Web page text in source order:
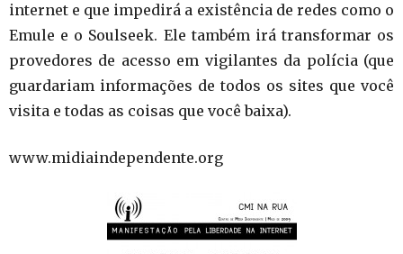
internet e que impedirá a existência de redes como o
Emule e o Soulseek. Ele também irá transformar os
provedores de acesso em vigilantes da polícia (que
guardariam informações de todos os sites que você
visita e todas as coisas que você baixa).
www.midiaindependente.org